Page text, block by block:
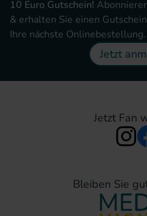
10 Euro Gutschein!
& erhalten Sie einen
Ihre nächste Onlinebestellung.
Jetzt
Jetzt Fan
Bleiben Sie